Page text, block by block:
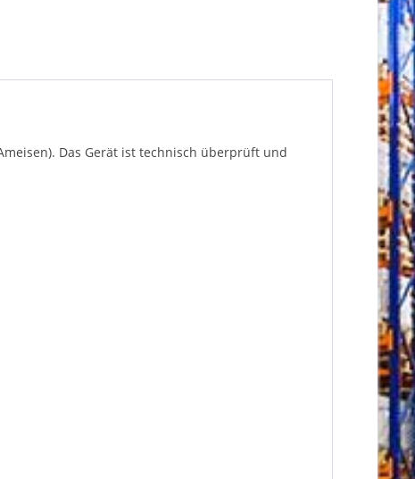
Das Gerät ist technisch überprüft und